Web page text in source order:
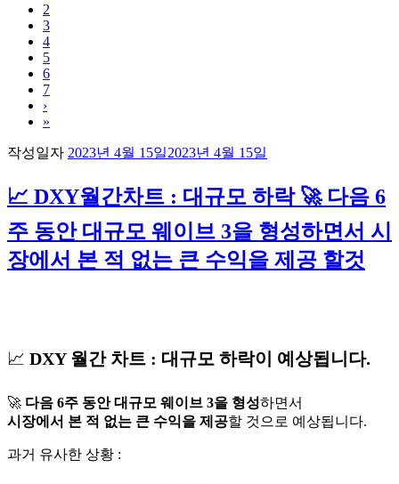
2
3
4
5
6
7
›
»
작성일자 2023년 4월 15일2023년 4월 15일
📈 DXY월간차트 : 대규모 하락 🚀 다음 6
주 동안 대규모 웨이브 3을 형성하면서 시
장에서 본 적 없는 큰 수익을 제공 할것
📈 DXY 월간 차트 : 대규모 하락이 예상됩니다.
🚀 다음 6주 동안 대규모 웨이브 3을 형성하면서
시장에서 본 적 없는 큰 수익을 제공할 것으로 예상됩니다.
과거 유사한 상황 :